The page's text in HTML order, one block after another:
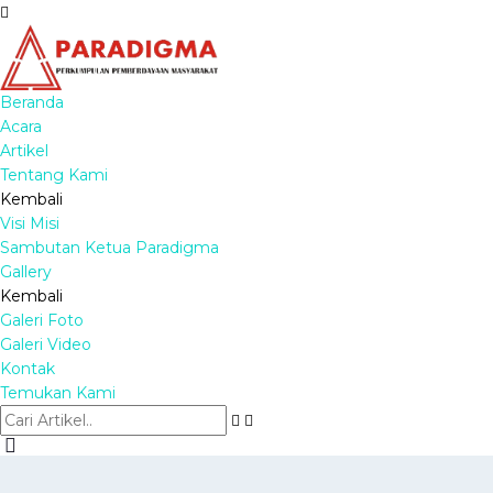
Beranda
Acara
Artikel
Tentang Kami
Kembali
Visi Misi
Sambutan Ketua Paradigma
Gallery
Kembali
Galeri Foto
Galeri Video
Kontak
Temukan Kami